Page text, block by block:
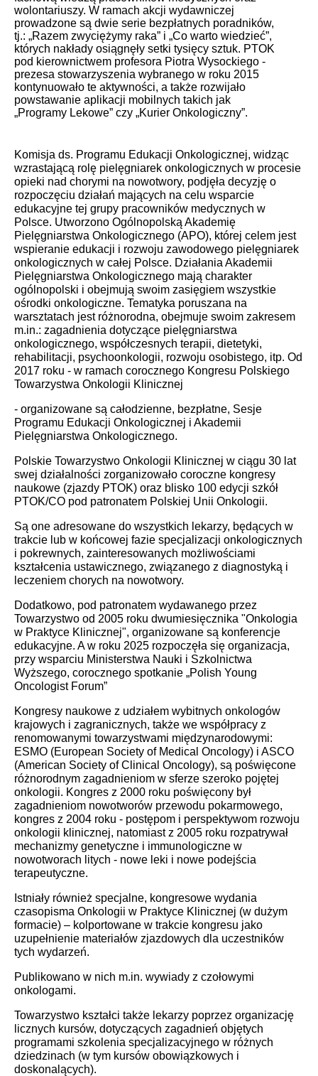
wolontariuszy. W ramach akcji wydawniczej
prowadzone są dwie serie bezpłatnych poradników,
tj.: „Razem zwyciężymy raka” i „Co warto wiedzieć”,
których nakłady osiągnęły setki tysięcy sztuk. PTOK
pod kierownictwem profesora Piotra Wysockiego -
prezesa stowarzyszenia wybranego w roku 2015
kontynuowało te aktywności, a także rozwijało
powstawanie aplikacji mobilnych takich jak
„Programy Lekowe” czy „Kurier Onkologiczny”.
Komisja ds. Programu Edukacji Onkologicznej, widząc
wzrastającą rolę pielęgniarek onkologicznych w procesie
opieki nad chorymi na nowotwory, podjęła decyzję o
rozpoczęciu działań mających na celu wsparcie
edukacyjne tej grupy pracowników medycznych w
Polsce. Utworzono Ogólnopolską Akademię
Pielęgniarstwa Onkologicznego (APO), której celem jest
wspieranie edukacji i rozwoju zawodowego pielęgniarek
onkologicznych w całej Polsce. Działania Akademii
Pielęgniarstwa Onkologicznego mają charakter
ogólnopolski i obejmują swoim zasięgiem wszystkie
ośrodki onkologiczne. Tematyka poruszana na
warsztatach jest różnorodna, obejmuje swoim zakresem
m.in.: zagadnienia dotyczące pielęgniarstwa
onkologicznego, współczesnych terapii, dietetyki,
rehabilitacji, psychoonkologii, rozwoju osobistego, itp. Od
2017 roku - w ramach corocznego Kongresu Polskiego
Towarzystwa Onkologii Klinicznej
- organizowane są całodzienne, bezpłatne, Sesje
Programu Edukacji Onkologicznej i Akademii
Pielęgniarstwa Onkologicznego.
Polskie Towarzystwo Onkologii Klinicznej w ciągu 30 lat
swej działalności zorganizowało coroczne kongresy
naukowe (zjazdy PTOK) oraz blisko 100 edycji szkół
PTOK/CO pod patronatem Polskiej Unii Onkologii.
Są one adresowane do wszystkich lekarzy, będących w
trakcie lub w końcowej fazie specjalizacji onkologicznych
i pokrewnych, zainteresowanych możliwościami
kształcenia ustawicznego, związanego z diagnostyką i
leczeniem chorych na nowotwory.
Dodatkowo, pod patronatem wydawanego przez
Towarzystwo od 2005 roku dwumiesięcznika "Onkologia
w Praktyce Klinicznej", organizowane są konferencje
edukacyjne. A w roku 2025 rozpoczęła się organizacja,
przy wsparciu Ministerstwa Nauki i Szkolnictwa
Wyższego, corocznego spotkanie „Polish Young
Oncologist Forum”
Kongresy naukowe z udziałem wybitnych onkologów
krajowych i zagranicznych, także we współpracy z
renomowanymi towarzystwami międzynarodowymi:
ESMO (European Society of Medical Oncology) i ASCO
(American Society of Clinical Oncology), są poświęcone
różnorodnym zagadnieniom w sferze szeroko pojętej
onkologii. Kongres z 2000 roku poświęcony był
zagadnieniom nowotworów przewodu pokarmowego,
kongres z 2004 roku - postępom i perspektywom rozwoju
onkologii klinicznej, natomiast z 2005 roku rozpatrywał
mechanizmy genetyczne i immunologiczne w
nowotworach litych - nowe leki i nowe podejścia
terapeutyczne.
Istniały również specjalne, kongresowe wydania
czasopisma Onkologii w Praktyce Klinicznej (w dużym
formacie) – kolportowane w trakcie kongresu jako
uzupełnienie materiałów zjazdowych dla uczestników
tych wydarzeń.
Publikowano w nich m.in. wywiady z czołowymi
onkologami.
Towarzystwo kształci także lekarzy poprzez organizację
licznych kursów, dotyczących zagadnień objętych
programami szkolenia specjalizacyjnego w różnych
dziedzinach (w tym kursów obowiązkowych i
doskonalących).